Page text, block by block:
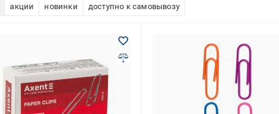
акции новинки доступно к самовывозу